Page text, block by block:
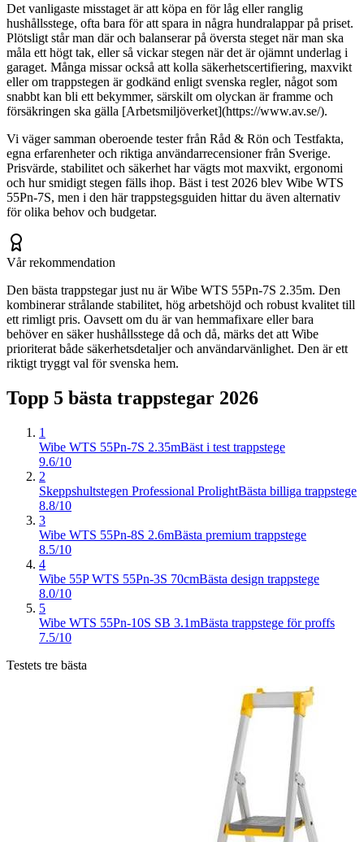
Det vanligaste misstaget är att köpa en för låg eller ranglig
hushållsstege, ofta bara för att spara in några hundralappar på priset.
Plötsligt står man där och balanserar på översta steget när man ska
måla ett högt tak, eller så vickar stegen när det är ojämnt underlag i
garaget. Många missar också att kolla säkerhetscertifiering, maxvikt
eller om trappstegen är godkänd enligt svenska regler, något som
snabbt kan bli ett bekymmer, särskilt om olyckan är framme och
försäkringen ska gälla [Arbetsmiljöverket](https://www.av.se/).
Vi väger samman oberoende tester från Råd & Rön och Testfakta,
egna erfarenheter och riktiga användarrecensioner från Sverige.
Prisvärde, stabilitet och säkerhet har vägts mot maxvikt, ergonomi
och hur smidigt stegen fälls ihop. Bäst i test 2026 blev Wibe WTS
55Pn-7S, men i den här trappstegsguiden hittar du även alternativ
för olika behov och budgetar.
Vår rekommendation
Den bästa trappstegar just nu är Wibe WTS 55Pn-7S 2.35m. Den
kombinerar strålande stabilitet, hög arbetshöjd och robust kvalitet till
ett rimligt pris. Oavsett om du är van hemmafixare eller bara
behöver en säker hushållsstege då och då, märks det att Wibe
prioriterat både säkerhetsdetaljer och användarvänlighet. Den är ett
riktigt tryggt val för svenska hem.
Topp 5 bästa trappstegar 2026
1
Wibe WTS 55Pn-7S 2.35mBäst i test trappstege
9.6/10
2
Skeppshultstegen Professional ProlightBästa billiga trappstege
8.8/10
3
Wibe WTS 55Pn-8S 2.6mBästa premium trappstege
8.5/10
4
Wibe 55P WTS 55Pn-3S 70cmBästa design trappstege
8.0/10
5
Wibe WTS 55Pn-10S SB 3.1mBästa trappstege för proffs
7.5/10
Testets tre bästa